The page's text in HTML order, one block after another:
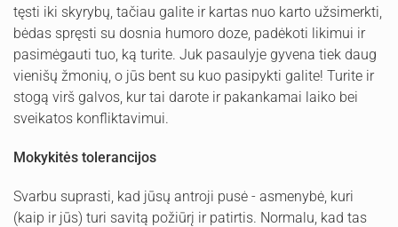
tęsti iki skyrybų, tačiau galite ir kartas nuo karto užsimerkti,
bėdas spręsti su dosnia humoro doze, padėkoti likimui ir
pasimėgauti tuo, ką turite. Juk pasaulyje gyvena tiek daug
vienišų žmonių, o jūs bent su kuo pasipykti galite! Turite ir
stogą virš galvos, kur tai darote ir pakankamai laiko bei
sveikatos konfliktavimui.
Mokykitės tolerancijos
Svarbu suprasti, kad jūsų antroji pusė - asmenybė, kuri
(kaip ir jūs) turi savitą požiūrį ir patirtis. Normalu, kad tas